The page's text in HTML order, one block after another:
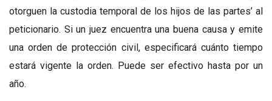
otorguen la custodia temporal de los hijos de las partes’ al
peticionario. Si un juez encuentra una buena causa y emite
una orden de protección civil, especificará cuánto tiempo
estará vigente la orden. Puede ser efectivo hasta por un
año.